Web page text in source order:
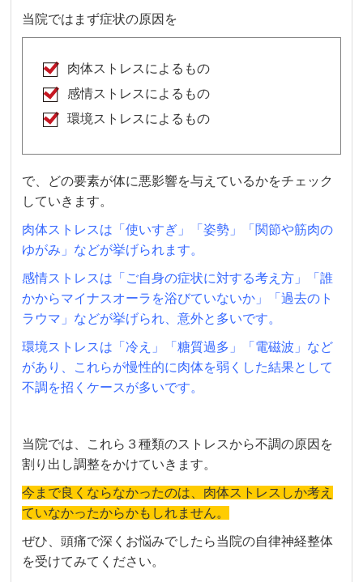
当院ではまず症状の原因を
肉体ストレスによるもの
感情ストレスによるもの
環境ストレスによるもの
で、どの要素が体に悪影響を与えているかをチェック
していきます。
肉体ストレスは「使いすぎ」「姿勢」「関節や筋肉の
ゆがみ」などが挙げられます。
感情ストレスは「ご自身の症状に対する考え方」「誰
かからマイナスオーラを浴びていないか」「過去のト
ラウマ」などが挙げられ、意外と多いです。
環境ストレスは「冷え」「糖質過多」「電磁波」など
があり、これらが慢性的に肉体を弱くした結果として
不調を招くケースが多いです。
当院では、これら３種類のストレスから不調の原因を
割り出し調整をかけていきます。
今まで良くならなかったのは、肉体ストレスしか考え
ていなかったからかもしれません。
ぜひ、頭痛で深くお悩みでしたら当院の自律神経整体
を受けてみてください。